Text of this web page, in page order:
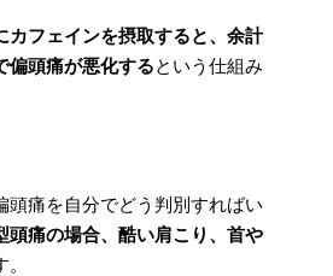
カフェインを摂取すると、余計
偏頭痛が悪化するという仕組み
頭痛を自分でどう判別すればい
頭痛の場合、酷い肩こり、首や